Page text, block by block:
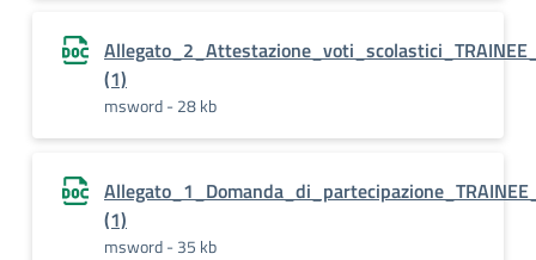
(1)
msword - 28 kb
(1)
msword - 35 kb